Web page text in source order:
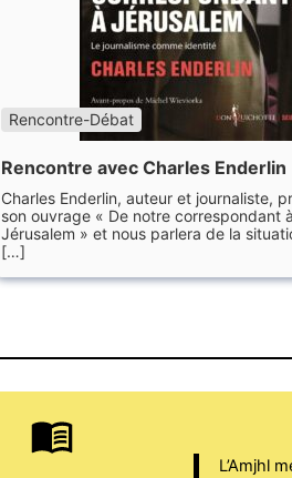
Rencontre-Débat
Rencontre avec Charles Enderlin
Charles Enderlin, auteur et journaliste,
son ouvrage « De notre correspondant à
Jérusalem » et nous parlera de la
[…]
L’Amjhl